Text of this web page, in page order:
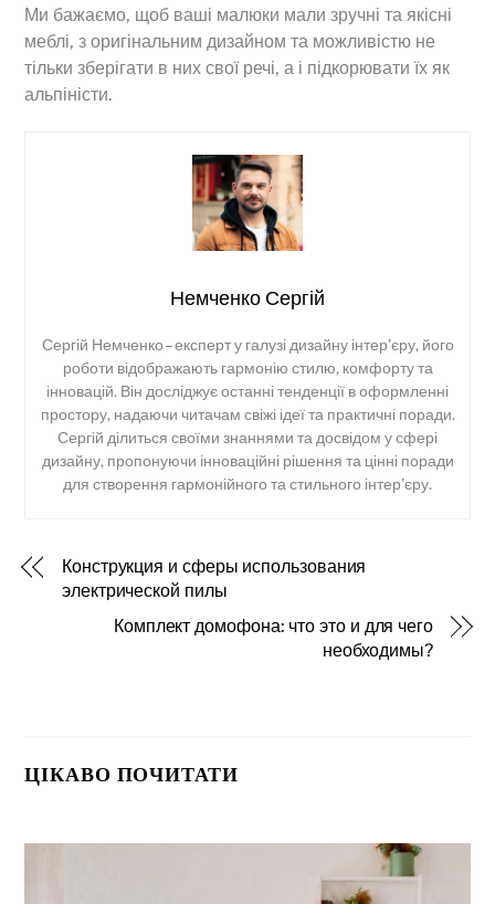
Ми бажаємо, щоб ваші малюки мали зручні та якісні
меблі, з оригінальним дизайном та можливістю не
тільки зберігати в них свої речі, а і підкорювати їх як
альпіністи.
Немченко Сергій
Сергій Немченко – експерт у галузі дизайну інтер’єру, його
роботи відображають гармонію стилю, комфорту та
інновацій. Він досліджує останні тенденції в оформленні
простору, надаючи читачам свіжі ідеї та практичні поради.
Сергій ділиться своїми знаннями та досвідом у сфері
дизайну, пропонуючи інноваційні рішення та цінні поради
для створення гармонійного та стильного інтер’єру.
Конструкция и сферы использования
электрической пилы
Комплект домофона: что это и для чего
необходимы?
ЦІКАВО ПОЧИТАТИ